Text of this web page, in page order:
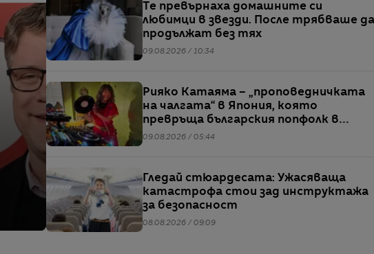
Те превърнаха домашните си
любимци в звезди. После трябваше да
продължат без тях
09.08.2026 / 10:34
Рияко Катаяма – „проповедничката
на чалгата“ в Япония, която
превръща българския попфолк в
клубна екзотика
09.08.2026 / 05:44
Гледай стюардесата: Ужасяваща
катастрофа стои зад инструктажа
за безопасност
08.08.2026 / 09:09